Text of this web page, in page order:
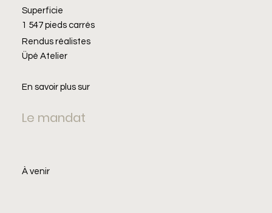
Superficie
1 547 pieds carrés
Rendus réalistes
Üpé Atelier
En savoir plus sur
Le mandat
À venir